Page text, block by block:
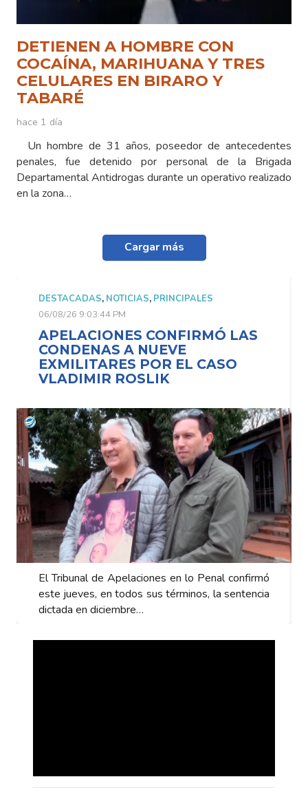
DETIENEN A HOMBRE CON
COCAÍNA, MARIHUANA Y TRES
CELULARES EN BIRARO Y
TABARÉ
hace 1 día
Un hombre de 31 años, poseedor de antecedentes
penales, fue detenido por personal de la Brigada
Departamental Antidrogas durante un operativo realizado
en la zona…
Cargar más
DESTACADAS, NOTICIAS, PRINCIPALES
06/08/26 9:03:44 PM
APELACIONES CONFIRMÓ LAS
CONDENAS A NUEVE
EXMILITARES POR EL CASO
VLADIMIR ROSLIK
El Tribunal de Apelaciones en lo Penal confirmó
este jueves, en todos sus términos, la sentencia
dictada en diciembre…